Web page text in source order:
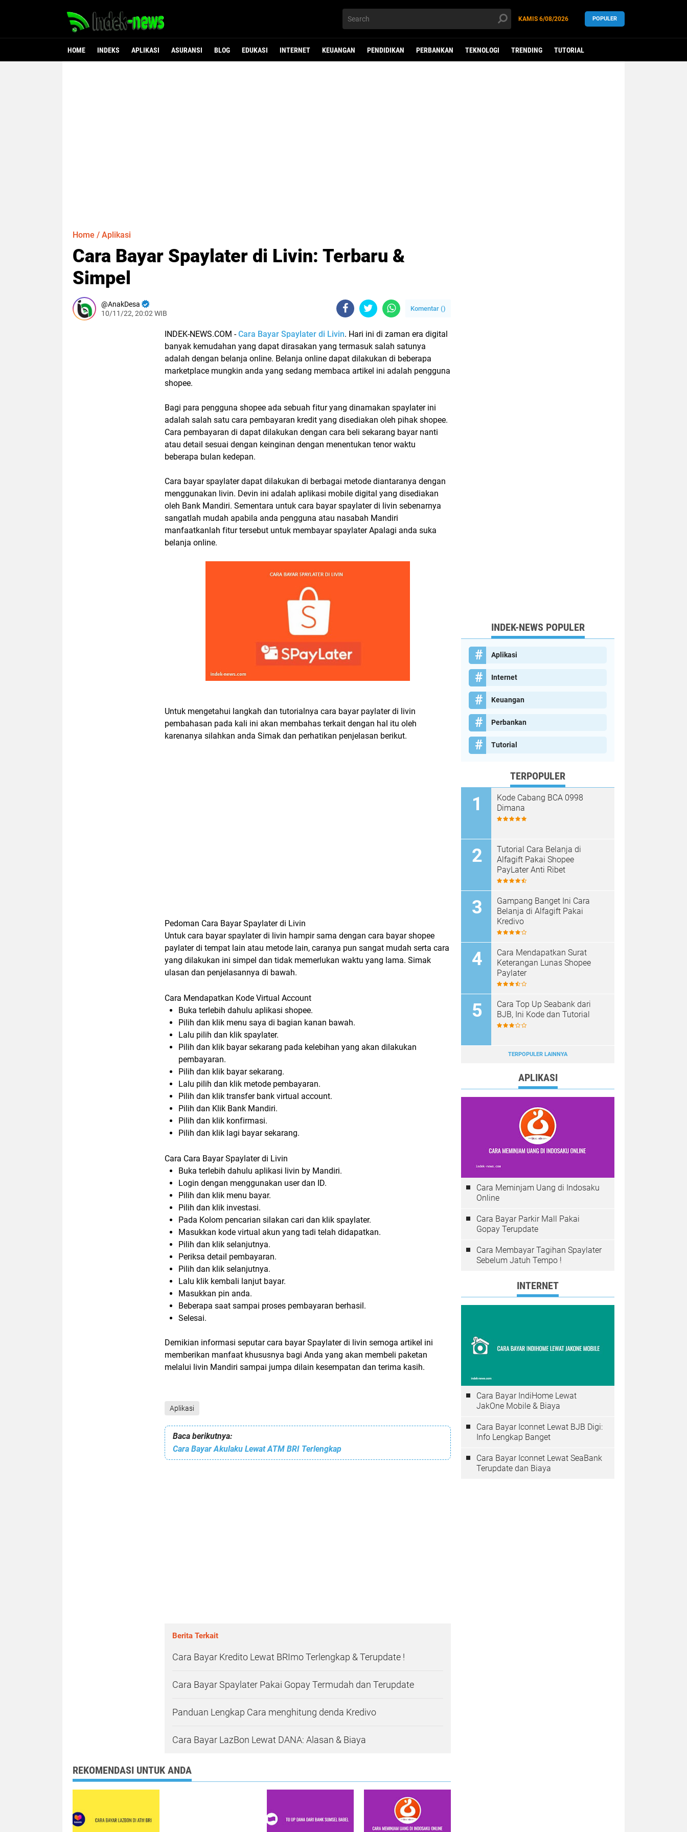
KAMIS 6/08/2026 POPULER
HOME INDEKS APLIKASI ASURANSI BLOG EDUKASI INTERNET KEUANGAN PENDIDIKAN PERBANKAN TEKNOLOGI TRENDING TUTORIAL
Home / Aplikasi
Cara Bayar Spaylater di Livin: Terbaru &
Simpel
AnakDesa
10/11/22, 20:02 WIB
Komentar ()
INDEK-NEWS.COM -Cara Bayar Spaylater di Livin. Hari ini di zaman era digital
banyak kemudahan yang dapat dirasakan yang termasuk salah satunya
adalah dengan belanja online. Belanja online dapat dilakukan di beberapa
marketplace mungkin anda yang sedang membaca artikel ini adalah pengguna
shopee.
Bagi para pengguna shopee ada sebuah fitur yang dinamakan spaylater ini
adalah salah satu cara pembayaran kredit yang disediakan oleh pihak shopee.
Cara pembayaran di dapat dilakukan dengan cara beli sekarang bayar nanti
atau detail sesuai dengan keinginan dengan menentukan tenor waktu
beberapa bulan kedepan.
Cara bayar spaylater dapat dilakukan di berbagai metode diantaranya dengan
menggunakan livin. Devin ini adalah aplikasi mobile digital yang disediakan
oleh Bank Mandiri. Sementara untuk cara bayar spaylater di livin sebenarnya
sangatlah mudah apabila anda pengguna atau nasabah Mandiri
manfaatkanlah fitur tersebut untuk membayar spaylater Apalagi anda suka
belanja online.
Untuk mengetahui langkah dan tutorialnya cara bayar paylater di livin
pembahasan pada kali ini akan membahas terkait dengan hal itu oleh
karenanya silahkan anda Simak dan perhatikan penjelasan berikut.
Pedoman Cara Bayar Spaylater di Livin
Untuk cara bayar spaylater di livin hampir sama dengan cara bayar shopee
paylater di tempat lain atau metode lain, caranya pun sangat mudah serta cara
yang dilakukan ini simpel dan tidak memerlukan waktu yang lama. Simak
ulasan dan penjelasannya di bawah.
Cara Mendapatkan Kode Virtual Account
Buka terlebih dahulu aplikasi shopee.
Pilih dan klik menu saya di bagian kanan bawah.
Lalu pilih dan klik spaylater.
Pilih dan klik bayar sekarang pada kelebihan yang akan dilakukan
pembayaran.
Pilih dan klik bayar sekarang.
Lalu pilih dan klik metode pembayaran.
Pilih dan klik transfer bank virtual account.
Pilih dan Klik Bank Mandiri.
Pilih dan klik konfirmasi.
Pilih dan klik lagi bayar sekarang.
Cara Cara Bayar Spaylater di Livin
Buka terlebih dahulu aplikasi livin by Mandiri.
Login dengan menggunakan user dan ID.
Pilih dan klik menu bayar.
Pilih dan klik investasi.
Pada Kolom pencarian silakan cari dan klik spaylater.
Masukkan kode virtual akun yang tadi telah didapatkan.
Pilih dan klik selanjutnya.
Periksa detail pembayaran.
Pilih dan klik selanjutnya.
Lalu klik kembali lanjut bayar.
Masukkan pin anda.
Beberapa saat sampai proses pembayaran berhasil.
Selesai.
Demikian informasi seputar cara bayar Spaylater di livin semoga artikel ini
memberikan manfaat khususnya bagi Anda yang akan membeli paketan
melalui livin Mandiri sampai jumpa dilain kesempatan dan terima kasih.
Aplikasi
Baca berikutnya:
Cara Bayar Akulaku Lewat ATM BRI Terlengkap
Berita Terkait
Cara Bayar Kredito Lewat BRImo Terlengkap & Terupdate !
Cara Bayar Spaylater Pakai Gopay Termudah dan Terupdate
Panduan Lengkap Cara menghitung denda Kredivo
Cara Bayar LazBon Lewat DANA: Alasan & Biaya
REKOMENDASI UNTUK ANDA
INDEK-NEWS POPULER
Aplikasi
Internet
Keuangan
Perbankan
Tutorial
TERPOPULER
Kode Cabang BCA 0998
Dimana
Tutorial Cara Belanja di
Alfagift Pakai Shopee
PayLater Anti Ribet
Gampang Banget Ini Cara
Belanja di Alfagift Pakai
Kredivo
Cara Mendapatkan Surat
Keterangan Lunas Shopee
Paylater
Cara Top Up Seabank dari
BJB, Ini Kode dan Tutorial
TERPOPULER LAINNYA
APLIKASI
Cara Meminjam Uang di Indosaku
Online
Cara Bayar Parkir Mall Pakai
Gopay Terupdate
Cara Membayar Tagihan Spaylater
Sebelum Jatuh Tempo !
INTERNET
Cara Bayar IndiHome Lewat
JakOne Mobile & Biaya
Cara Bayar Iconnet Lewat BJB Digi:
Info Lengkap Banget
Cara Bayar Iconnet Lewat SeaBank
Terupdate dan Biaya